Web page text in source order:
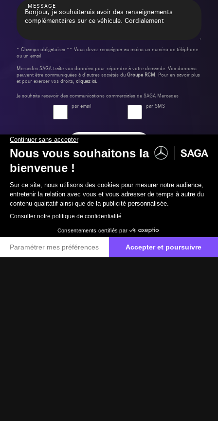
019511574
MESSAGE
* Champs obligatoires ** Vous devez renseigner au moins un numéro de téléphone
ou un email
Mercedes SAGA traite vos données pour répondre à votre demande. Vos données
peuvent être communiquées à d’autres sociétés du Groupe RCM . Pour en savoir plus
et pour exercer vos droits, cliquez ici.
Je souhaite recevoir des communications commerciales de SAGA Mercedes
par email
par SMS
Envoyer ma demande
Label Certified et Garanties